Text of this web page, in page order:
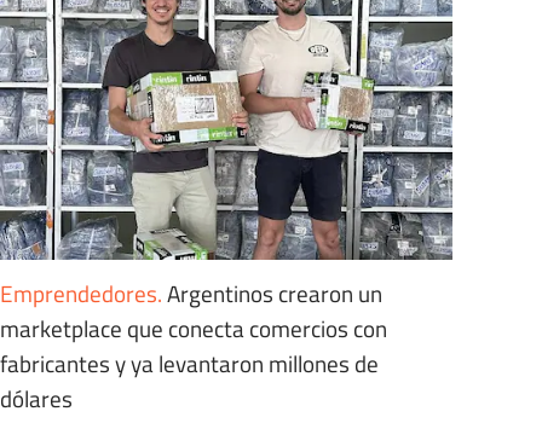
Emprendedores.Argentinos crearon un
marketplace que conecta comercios con
fabricantes y ya levantaron millones de
dólares